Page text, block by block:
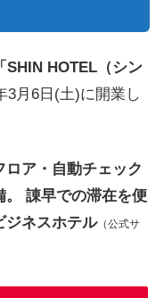
「SHIN HOTEL（シン
3月6日(土)に開業し
ロア・自動チェック
。 諌早での滞在を便
ジネスホテル（公式サ